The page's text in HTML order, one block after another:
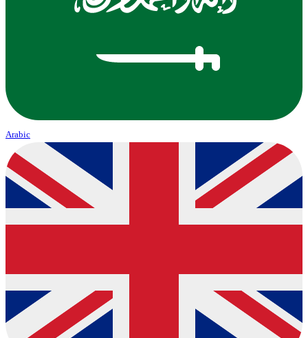
Arabic